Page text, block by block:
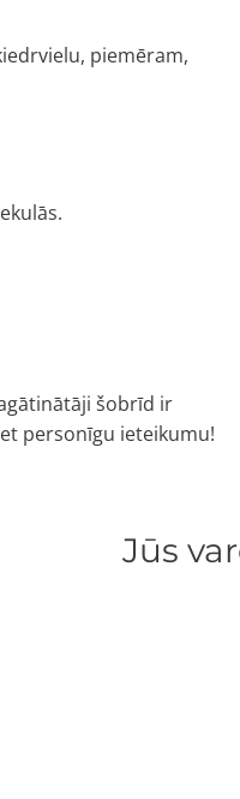
piemēram,
šobrīd ir
personīgu ieteikumu!
Jūs